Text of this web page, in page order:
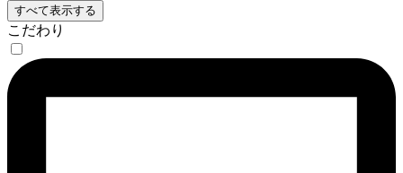
すべて表示する
こだわり